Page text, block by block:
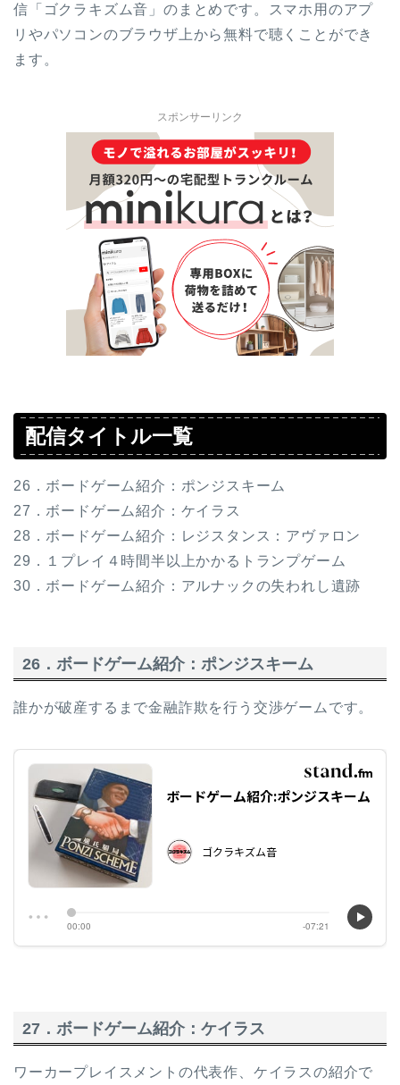
信「ゴクラキズム音」のまとめです。スマホ用のアプ
リやパソコンのブラウザ上から無料で聴くことができ
ます。
スポンサーリンク
配信タイトル一覧
26．ボードゲーム紹介：ポンジスキーム
27．ボードゲーム紹介：ケイラス
28．ボードゲーム紹介：レジスタンス：アヴァロン
29．１プレイ４時間半以上かかるトランプゲーム
30．ボードゲーム紹介：アルナックの失われし遺跡
26．ボードゲーム紹介：ポンジスキーム
誰かが破産するまで金融詐欺を行う交渉ゲームです。
27．ボードゲーム紹介：ケイラス
ワーカープレイスメントの代表作、ケイラスの紹介で